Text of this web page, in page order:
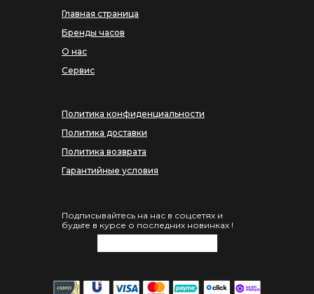
Подписывайтесь на нас в соцсетях и
будьте в курсе о последних новинках !
Главная страница
Бренды часов
О нас
Сервис
Политика конфиденциальности
Политика доставки
Политика возврата
Гарантийные условия